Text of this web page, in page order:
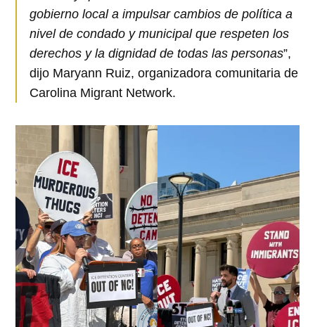
gobierno local a impulsar cambios de política a
nivel de condado y municipal que respeten los
derechos y la dignidad de todas las personas”,
dijo Maryann Ruiz, organizadora comunitaria de
Carolina Migrant Network.